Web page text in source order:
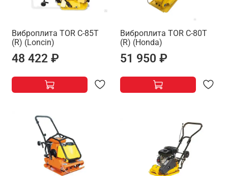
Виброплита TOR C-85T
(R) (Loncin)
48 422 ₽
Виброплита TOR C-80T
(R) (Honda)
51 950 ₽